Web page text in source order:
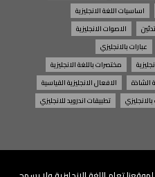
اساسيات اللغة الانجليزية
الاصوات الانجليزية
عبارات بالانجليزي
مختصرات باللغة الانجليزية
الشاذة
الافعال الانجليزية القياسية
تطبيقات اندرويد للانجليزي